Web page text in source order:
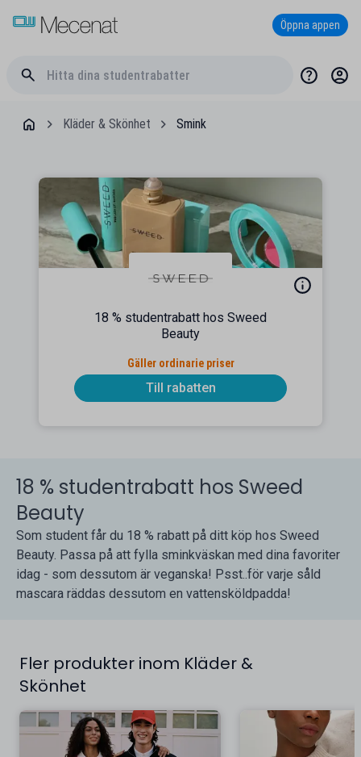
Öppna appen
Kläder & Skönhet Smink
18 % studentrabatt hos Sweed
Beauty
Gäller ordinarie priser
Till rabatten
18 % studentrabatt hos Sweed
Beauty
Som student får du 18 % rabatt på ditt köp hos Sweed
Beauty. Passa på att fylla sminkväskan med dina favoriter
idag - som dessutom är veganska! Psst..för varje såld
mascara räddas dessutom en vattensköldpadda!
Fler produkter inom Kläder &
Skönhet